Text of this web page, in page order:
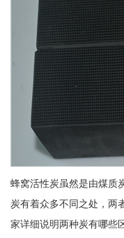
蜂窝活性炭虽然是由煤质
炭有着众多不同之处，两
家详细说明两种炭有哪些